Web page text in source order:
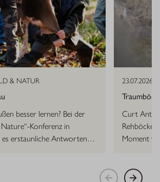
& NATUR
besser lernen? Bei der
Konferenz in
es erstaunliche Antworten
23.07.2026 •
Curt Anton
Rehböcke,
Moment